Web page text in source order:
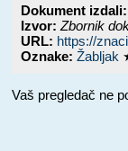
Dokument izdali:
Izvor: Zbornik
URL: https://
Oznake:Žabljak
Vaš pregledač ne